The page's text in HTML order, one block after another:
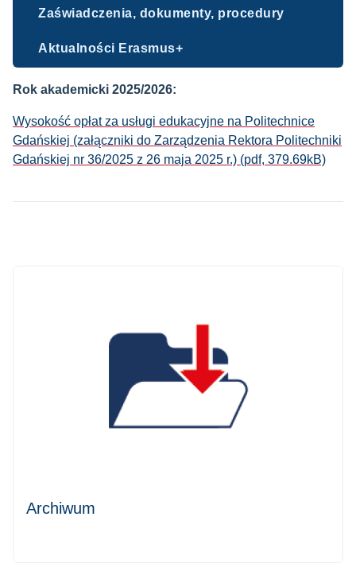
Zaświadczenia, dokumenty, procedury
Aktualności Erasmus+
Rok akademicki 2025/2026:
Wysokość opłat za usługi edukacyjne na Politechnice
Gdańskiej (załączniki do Zarządzenia Rektora Politechniki
Gdańskiej nr 36/2025 z 26 maja 2025 r.) (pdf, 379.69kB)
Archiwum